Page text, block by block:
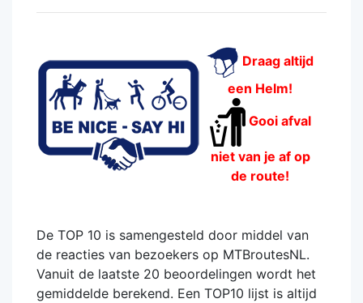
Draag altijd
een Helm!
Gooi afval
niet van je af op
de route!
De TOP 10 is samengesteld door middel van
de reacties van bezoekers op MTBroutesNL.
Vanuit de laatste 20 beoordelingen wordt het
gemiddelde berekend. Een TOP10 lijst is altijd